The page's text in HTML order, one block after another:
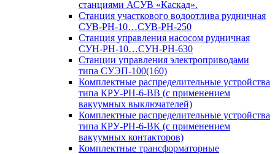
станциями АСУВ «Каскад».
Станция участкового водоотлива рудничная
СУВ-РН-10…СУВ-РН-250
Станция управления насосом рудничная
СУН-РН-10…СУН-РН-630
Станции управления электроприводами
типа СУЭП-100(160)
Комплектные распределительные устройства
типа КРУ-РН-6-ВВ (с применением
вакуумных выключателей)
Комплектные распределительные устройства
типа КРУ-РН-6-ВК (с применением
вакуумных контакторов)
Комплектные трансформаторные